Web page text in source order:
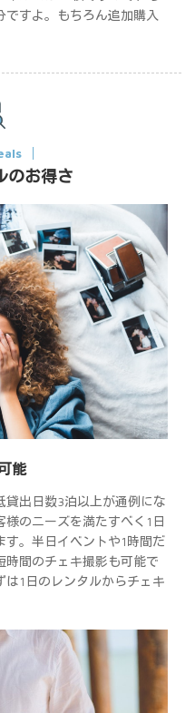
ですよ。もちろん追加購入
のお得さ
能
貸出日数3泊以上が通例にな
のニーズを満たすべく1日
す。半日イベントや1時間だ
時間のチェキ撮影も可能で
1日のレンタルからチェキ